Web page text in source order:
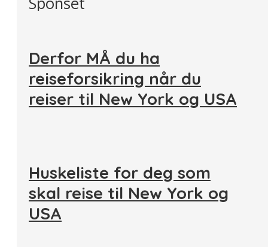
Derfor MÅ du ha
reiseforsikring når du
reiser til New York og USA
Huskeliste for deg som
skal reise til New York og
USA